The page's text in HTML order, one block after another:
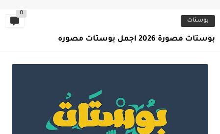
بوستات
0
بوستات مصورة 2026 اجمل بوستات مصوره